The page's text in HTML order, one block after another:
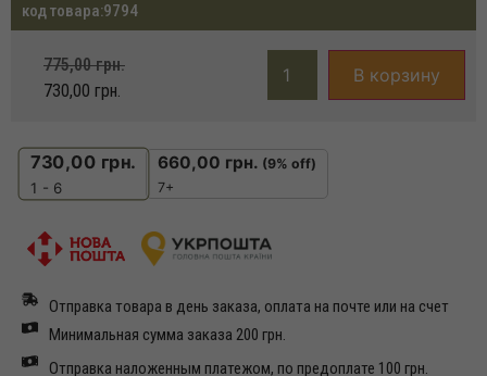
код товара:9794
775,00грн.
730,00 грн.
В корзину
730,00 грн.
1 - 6
660,00 грн. (9% off)
7+
Отправка товара в день заказа, оплата на почте или на счет
Минимальная сумма заказа 200 грн.
Отправка наложенным платежом, по предоплате 100 грн.